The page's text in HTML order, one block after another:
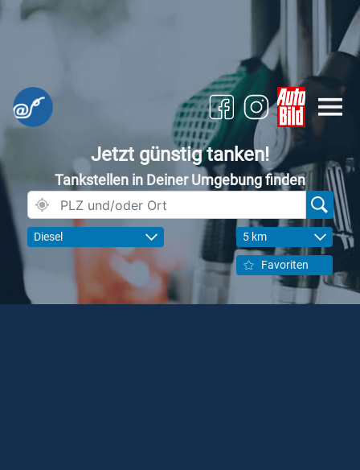
Jetzt günstig tanken!
Tankstellen in Deiner Umgebung finden
Diesel 5 km
Favoriten